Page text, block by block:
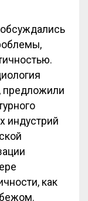
обсуждались
предложили
индустрий
как